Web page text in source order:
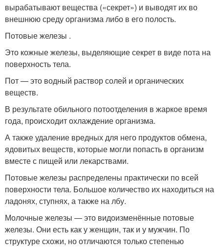
вырабатывают вещества («секрет») и выводят их во
внешнюю среду организма либо в его полость.
Потовые железы .
Это кожные железы, выделяющие секрет в виде пота на
поверхность тела.
Пот — это водный раствор солей и органических
веществ.
В результате обильного потоотделения в жаркое время
года, происходит охлаждение организма.
А также удаление вредных для него продуктов обмена,
ядовитых веществ, которые могли попасть в организм
вместе с пищей или лекарствами.
Потовые железы распределены практически по всей
поверхности тела. Большое количество их находиться на
ладонях, ступнях, а также на лбу.
Молочные железы — это видоизменённые потовые
железы. Они есть как у женщин, так и у мужчин. По
структуре схожи, но отличаются только степенью